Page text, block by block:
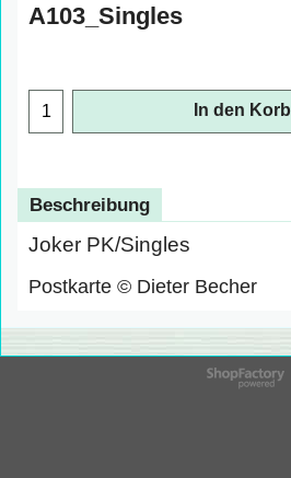
A103_Singles
In den Korb
Beschreibung
Joker PK/Singles
Postkarte © Dieter Becher
WebShop erstellt mit
ShopFactory Shop